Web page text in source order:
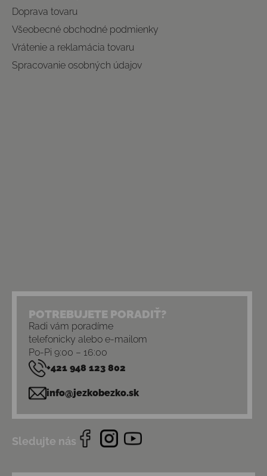
Doprava tovaru
Všeobecné obchodné podmienky
Vrátenie a reklamácia tovaru
Spracovanie osobných údajov
POTREBUJETE PORADIŤ?
Radi vám poradíme
telefonicky alebo e-mailom
Po-Pi 9:00 – 16:00
+421 948 123 802
info@jezkobezko.sk
Sledujte nás